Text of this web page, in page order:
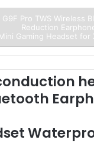
Pro TWS Wireless
Reduction
Gaming Headset for